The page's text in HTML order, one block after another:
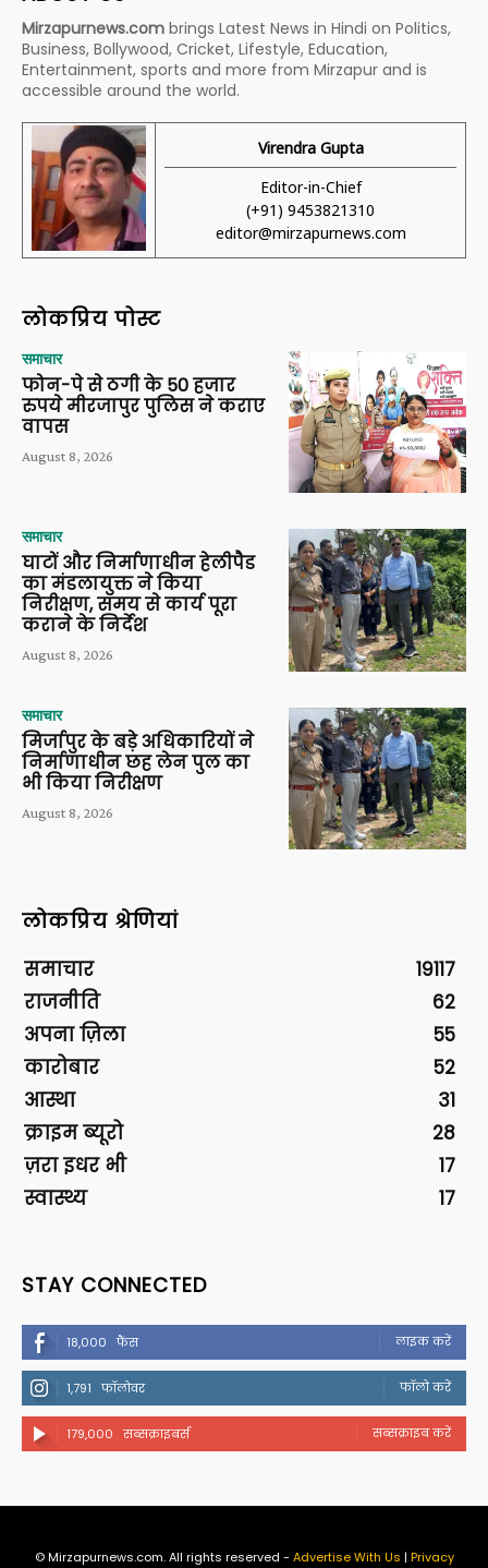
Mirzapurnews.com brings Latest News in Hindi on Politics,
Business, Bollywood, Cricket, Lifestyle, Education,
Entertainment, sports and more from Mirzapur and is
accessible around the world.
Virendra Gupta
Editor-in-Chief
(+91) 9453821310
editor@mirzapurnews.com
लोकप्रिय पोस्ट
समाचार
फोन-पे से ठगी के 50 हजार
रुपये मीरजापुर पुलिस ने कराए
वापस
August 8, 2026
समाचार
घाटों और निर्माणाधीन हेलीपैड
का मंडलायुक्त ने किया
निरीक्षण, समय से कार्य पूरा
कराने के निर्देश
August 8, 2026
समाचार
मिर्जापुर के बड़े अधिकारियों ने
निर्माणाधीन छह लेन पुल का
भी किया निरीक्षण
August 8, 2026
लोकप्रिय श्रेणियां
समाचार
19117
राजनीति
62
अपना ज़िला
55
कारोबार
52
आस्था
31
क्राइम ब्यूरो
28
ज़रा इधर भी
17
स्वास्थ्य
17
STAY CONNECTED
18,000 फैंस लाइक करें
1,791 फॉलोवर फॉलो करें
179,000 सब्सक्राइबर्स सब्सक्राइब करें
© Mirzapurnews.com. All rights reserved - Advertise With Us | Privacy